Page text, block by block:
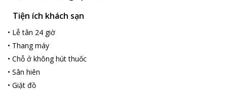
Tiện ích khách sạn
• Lễ tân 24 giờ
• Thang máy
• Chỗ ở không hút thuốc
• Sân hiên
• Giặt đồ